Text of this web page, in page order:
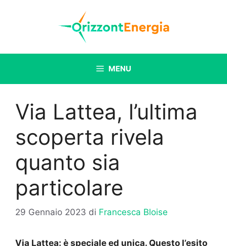
MENU
Via Lattea, l’ultima
scoperta rivela
quanto sia
particolare
29 Gennaio 2023 di Francesca Bloise
Via Lattea: è speciale ed unica. Questo l’esito